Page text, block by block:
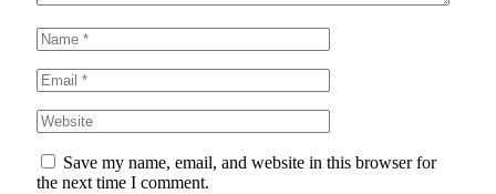
Save my name, email, and website in this browser for
the next time I comment.